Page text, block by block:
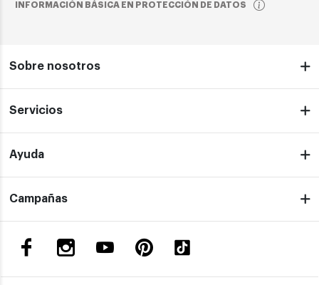
INFORMACIÓN BÁSICA EN PROTECCIÓN DE DATOS
Sobre nosotros
Servicios
Ayuda
Campañas